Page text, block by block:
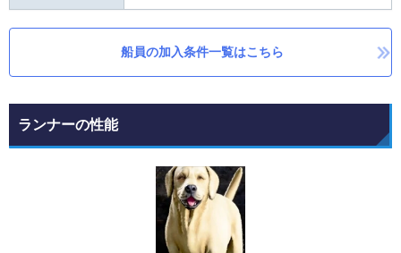
船員の加入条件一覧はこちら
ランナーの性能